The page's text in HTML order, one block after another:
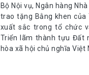
Bộ Nội vụ, Ngân hàng
trao tặng Bằng khen của
xuất sắc trong tổ chức
Triển lãm thành tựu Đất
hòa xã hội chủ nghĩa